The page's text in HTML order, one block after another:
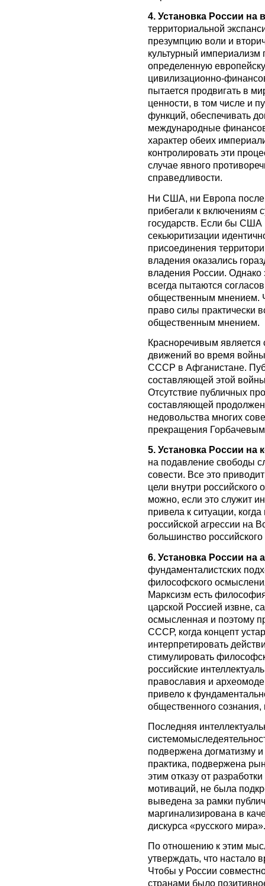
4. Установка России на
территориальной
презумпцию воли и
культурный империализм
определенную
цивилизационно-
пытается продвигать в
ценности, в том числе и
функций, обеспечивать
международные
характер обеих
контролировать эти
случае явного
справедливости.
Ни США, ни Европа после
прибегали к включениям
государств. Если бы США
секьюритизации
присоединения
владения оказались
владения России.
всегда пытаются
общественным мнением.
право силы практически
общественным мнением.
Красноречивым
движений во время
СССР в Афганистане.
составляющей этой
Отсутствие публичных
составляющей
недовольства многих
прекращения
5. Установка России на
на подавление свободы
совести. Все это
цели внутри российского
можно, если это служит
привела к ситуации,
российской агрессии на
большинство
6. Установка России на
фундаменталистских
философского
Марксизм есть
царской Россией извне,
осмысленная и поэтому
СССР, когда концепт
интерпретировать
стимулировать
российские
православия и
привело к
общественного
Последняя
подвержена догматизму и
практика, подвержена
этим отказу от
мотиваций, не была
выведена за рамки
маргинализирована в
дискурса «русского мира».
По отношению к этим
утверждать, что настало
Чтобы у России
странами было